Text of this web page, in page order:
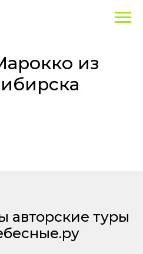
из
авторские туры